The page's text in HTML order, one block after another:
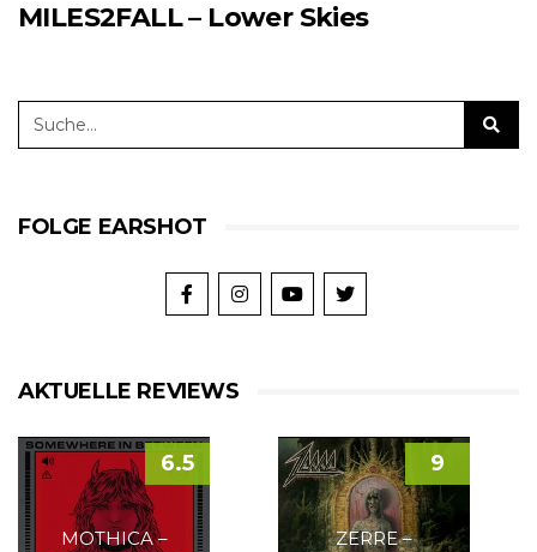
MILES2FALL – Lower Skies
FOLGE EARSHOT
AKTUELLE REVIEWS
MOTHICA –
6.5
ZERRE –
9